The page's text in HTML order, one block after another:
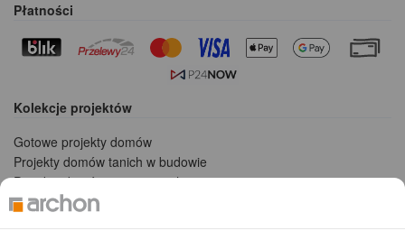
Płatności
Kolekcje projektów
Gotowe projekty domów
Projekty domów tanich w budowie
Projekty domów szeregowych
Projekty małych domów (do 150 m2)